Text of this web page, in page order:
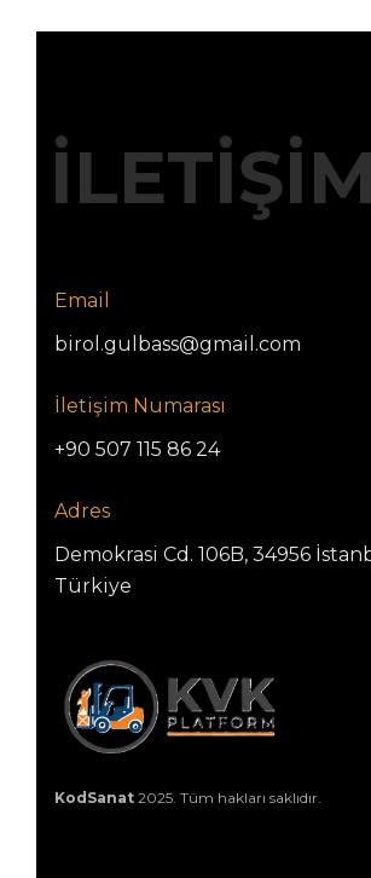
İLETİŞİM
Email
birol.gulbass@gmail.com
İletişim Numarası
+90 507 115 86 24
Adres
Demokrasi Cd. 106B, 34956
Türkiye
KodSanat 2025. Tüm hakları saklıdır.